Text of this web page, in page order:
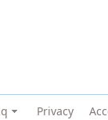
Privacy